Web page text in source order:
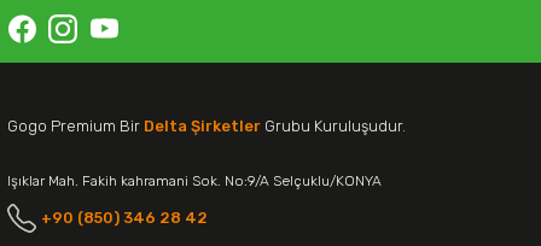
Gogo Premium Bir Delta Şirketler Grubu Kuruluşudur.
Işıklar Mah. Fakih kahramani Sok. No:9/A Selçuklu/KONYA
+90 (850) 346 28 42